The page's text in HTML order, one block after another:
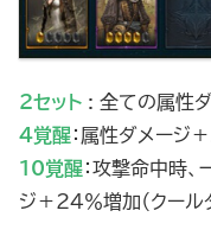
2セット : 全ての属性
4覚醒：属性ダメージ
10覚醒：攻撃命中時
ジ＋24％増加（クール